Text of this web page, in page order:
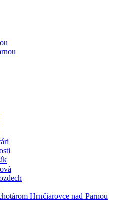
Hrnčiarovce nad Parnou